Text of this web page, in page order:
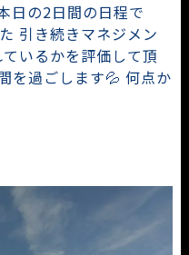
日の2日間の日程で
引き続きマネジメン
いるかを評価して頂
を過ごします💦 何点か